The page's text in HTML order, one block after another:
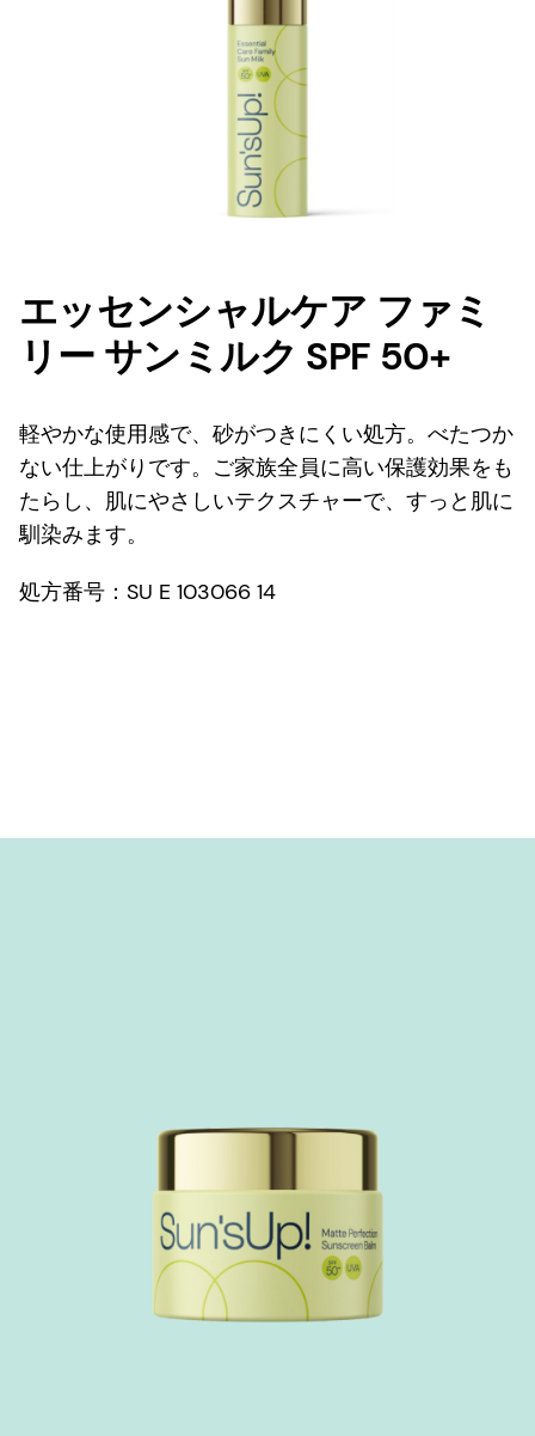
エッセンシャルケア ファミ
リー サンミルク SPF 50+
軽やかな使用感で、砂がつきにくい処方。べたつか
ない仕上がりです。ご家族全員に高い保護効果をも
たらし、肌にやさしいテクスチャーで、すっと肌に
馴染みます。
処方番号：SU E 103066 14